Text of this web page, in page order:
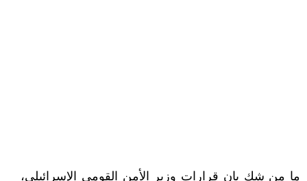
ما من شك بان قرارات وزير الأمن القومي الإسرائيلي،